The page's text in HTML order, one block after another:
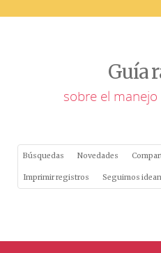
Guía
sobre el
Búsquedas Novedades
Imprimir registros Seguimos